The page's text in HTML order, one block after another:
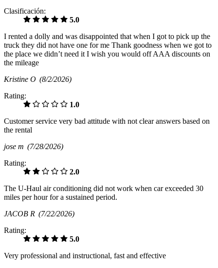
Clasificación:
5.0
I rented a dolly and was disappointed that when I got to pick up the
truck they did not have one for me Thank goodness when we got to
the place we didn’t need it I wish you would off AAA discounts on
the mileage
Kristine O (8/2/2026)
Rating:
1.0
Customer service very bad attitude with not clear answers based on
the rental
jose m (7/28/2026)
Rating:
2.0
The U-Haul air conditioning did not work when car exceeded 30
miles per hour for a sustained period.
JACOB R (7/22/2026)
Rating:
5.0
Very professional and instructional, fast and effective